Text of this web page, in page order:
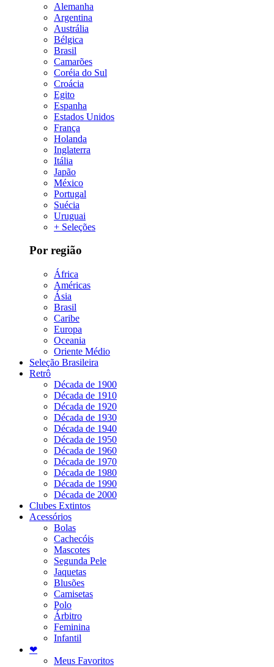
Alemanha
Argentina
Austrália
Bélgica
Brasil
Camarões
Coréia do Sul
Croácia
Egito
Espanha
Estados Unidos
França
Holanda
Inglaterra
Itália
Japão
México
Portugal
Suécia
Uruguai
+ Seleções
Por região
África
Américas
Ásia
Brasil
Caribe
Europa
Oceania
Oriente Médio
Seleção Brasileira
Retrô
Década de 1900
Década de 1910
Década de 1920
Década de 1930
Década de 1940
Década de 1950
Década de 1960
Década de 1970
Década de 1980
Década de 1990
Década de 2000
Clubes Extintos
Acessórios
Bolas
Cachecóis
Mascotes
Segunda Pele
Jaquetas
Blusões
Camisetas
Polo
Árbitro
Feminina
Infantil
❤
Meus Favoritos